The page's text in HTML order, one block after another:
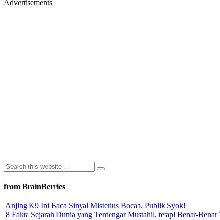
Advertisements
from BrainBerries
Anjing K9 Ini Baca Sinyal Misterius Bocah, Publik Syok!
8 Fakta Sejarah Dunia yang Terdengar Mustahil, tetapi Benar-Benar